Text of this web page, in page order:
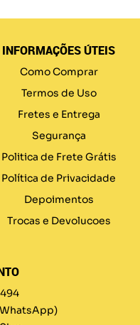
INFORMAÇÕES ÚTEIS
Como Comprar
Termos de Uso
Fretes e Entrega
Segurança
Politica de Frete Grátis
Política de Privacidade
Depoimentos
Trocas e Devolucoes